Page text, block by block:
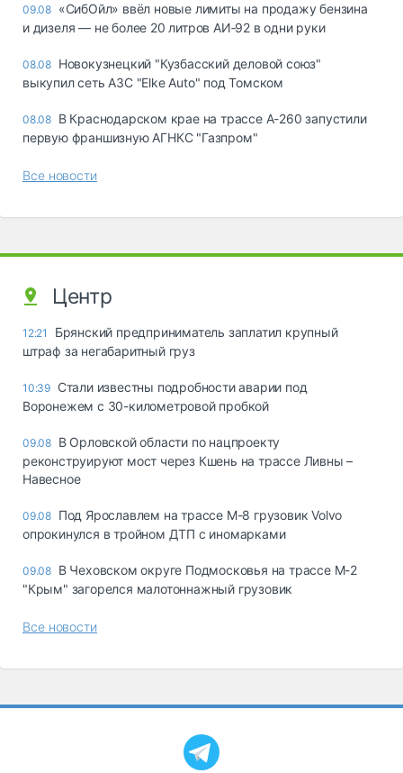
09.08 «СибОйл» ввёл новые лимиты на продажу бензина
и дизеля — не более 20 литров АИ‑92 в одни руки
08.08 Новокузнецкий "Кузбасский деловой союз"
выкупил сеть АЗС "Elke Auto" под Томском
08.08 В Краснодарском крае на трассе А-260 запустили
первую франшизную АГНКС "Газпром"
Все новости
Центр
12:21
Брянский предприниматель заплатил крупный
штраф за негабаритный груз
10:39 Стали известны подробности аварии под
Воронежем с 30-километровой пробкой
09.08 В Орловской области по нацпроекту
реконструируют мост через Кшень на трассе Ливны –
Навесное
09.08 Под Ярославлем на трассе М-8 грузовик Volvo
опрокинулся в тройном ДТП с иномарками
09.08 В Чеховском округе Подмосковья на трассе М-2
"Крым" загорелся малотоннажный грузовик
Все новости